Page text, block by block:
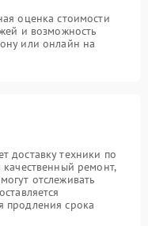
оценка стоимости
и возможность
или онлайн на
доставку техники по
ремонт,
отслеживать
продления срока